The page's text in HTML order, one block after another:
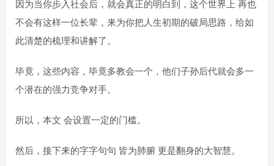
因为当你步入社会后，就会真正的明白到，这个世界上 再也
不会有这样一位长辈，来为你把人生初期的破局思路，给如
此清楚的梳理和讲解了。
毕竟，这些内容，毕竟多教会一个，他们子孙后代就会多一
个潜在的强力竞争对手。
所以，本文 会设置一定的门槛。
然后，接下来的字字句句 皆为肺腑 更是翻身的大智慧。